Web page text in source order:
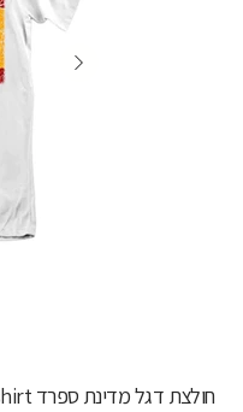
חולצת דגל מדינת ספרד Spain State Flag T-shirt